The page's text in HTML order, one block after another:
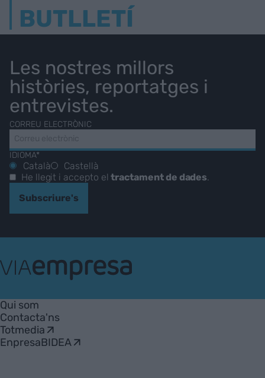
BUTLLETÍ
Les nostres millors
històries, reportatges i
entrevistes.
CORREU ELECTRÒNIC
IDIOMA*
Català
Castellà
He llegit i accepto eltractament de dades
Subscriure's
Empresa
Qui som
Contacta'ns
Totmedia
EnpresaBIDEA